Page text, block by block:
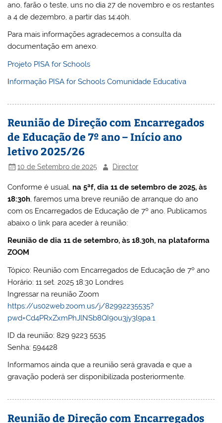
ano, farão o teste, uns no dia 27 de novembro e os restantes
a 4 de dezembro, a partir das 14:40h.
Para mais informações agradecemos a consulta da
documentação em anexo.
Projeto PISA for Schools
Informação PISA for Schools Comunidade Educativa
Reunião de Direção com Encarregados
de Educação de 7º ano – Início ano
letivo 2025/26
10 de Setembro de 2025 Director
Conforme é usual, na 5ªf, dia 11 de setembro de 2025, às
18:30h, faremos uma breve reunião de arranque do ano
com os Encarregados de Educação de 7º ano. Publicamos
abaixo o link para aceder à reunião:
Reunião de dia 11 de setembro, às 18.30h, na plataforma
ZOOM
Tópico: Reunião com Encarregados de Educação de 7º ano
Horário: 11 set. 2025 18:30 Londres
Ingressar na reunião Zoom
https://us02web.zoom.us/j/82992235535?
pwd=Cd4PRxZxmPhJlNSb8QI9ou3jy3l9pa.1
ID da reunião: 829 9223 5535
Senha: 594428
Informamos ainda que a reunião será gravada e que a
gravação poderá ser disponibilizada posteriormente.
Reunião de Direção com Encarregados